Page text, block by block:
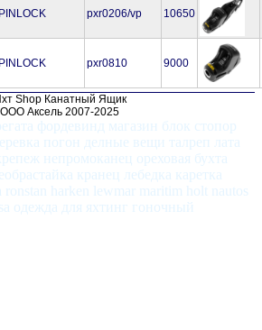
pxr0206/vp 10650
pxr0810 9000
Shop Канатный Ящик
ООО Аксель 2007-2025
фордевинд магазин блок стопор
погон делные вещи талреп лата
непромоканец ореховая бухта
кранец лебедка каретка
ronstan harken lewmar maritim holt nautos
одежда для яхтинг гоночный